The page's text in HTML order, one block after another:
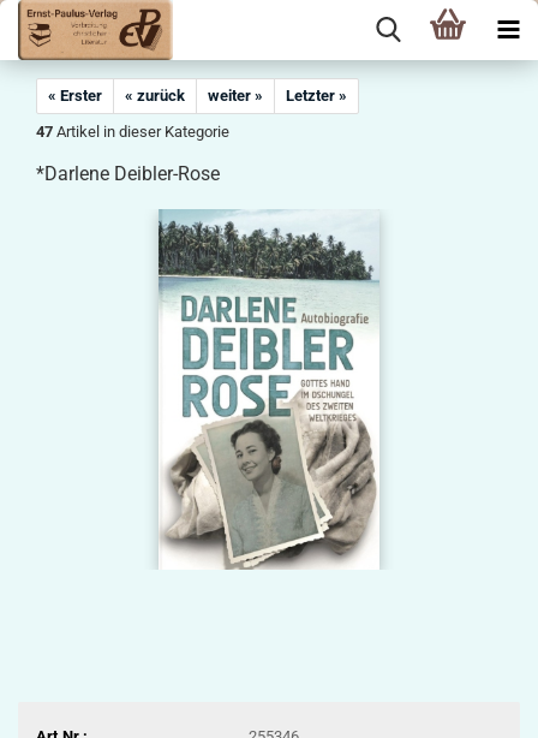
« Erster « zurück weiter »
Letzter »
47 Artikel in dieser Kategorie
*Darlene Deibler-Rose